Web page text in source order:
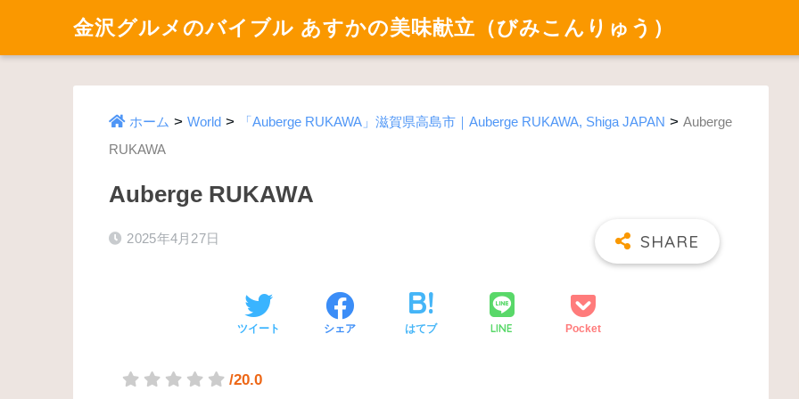
金沢グルメのバイブル あすかの美味献立（びみこんりゅう）
ホーム > World > 「Auberge RUKAWA」滋賀県高島市｜Auberge RUKAWA, Shiga JAPAN > Auberge
RUKAWA
Auberge RUKAWA
2025年4月27日
ツイート シェア はてブ LINE Pocket
/20.0